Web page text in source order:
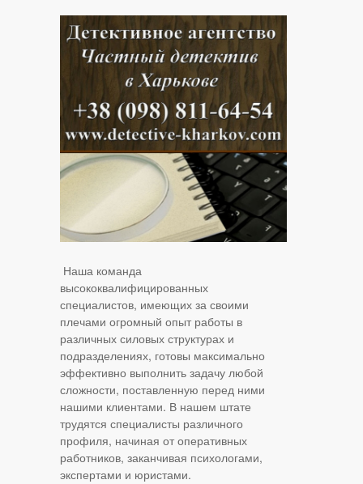
Наша команда
высококвалифицированных
специалистов, имеющих за своими
плечами огромный опыт работы в
различных силовых структурах и
подразделениях, готовы максимально
эффективно выполнить задачу любой
сложности, поставленную перед ними
нашими клиентами. В нашем штате
трудятся специалисты различного
профиля, начиная от оперативных
работников, заканчивая психологами,
экспертами и юристами.